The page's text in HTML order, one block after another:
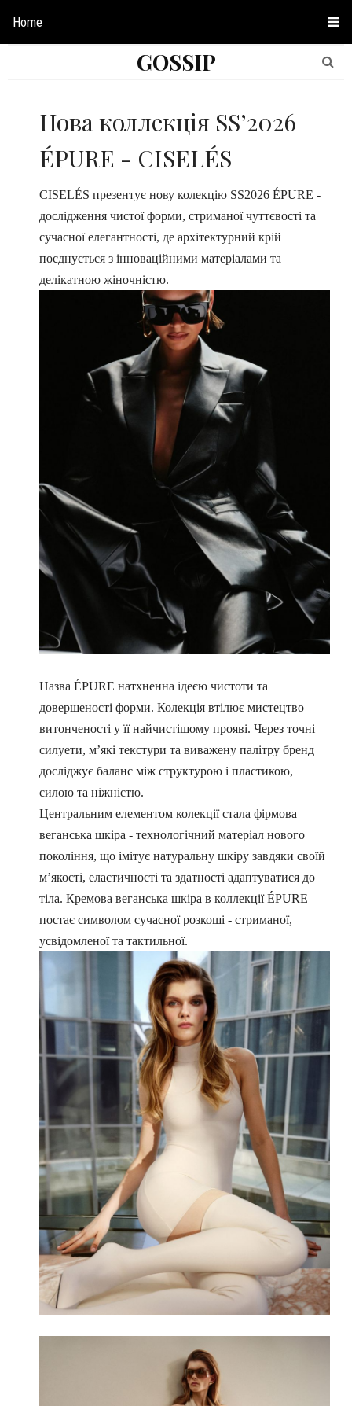
Home
GOSSIP
Нова коллекція SS’2026
ÉPURE - CISELÉS
CISELÉS презентує нову колекцію SS2026 ÉPURE -
дослідження чистої форми, стриманої чуттєвості та
сучасної елегантності, де архітектурний крій
поєднується з інноваційними матеріалами та
делікатною жіночністю.
Назва ÉPURE натхненна ідеєю чистоти та
довершеності форми. Колекція втілює мистецтво
витонченості у її найчистішому прояві. Через точні
силуети, м’які текстури та виважену палітру бренд
досліджує баланс між структурою і пластикою,
силою та ніжністю.
Центральним елементом колекції стала фірмова
веганська шкіра - технологічний матеріал нового
покоління, що імітує натуральну шкіру завдяки своїй
м’якості, еластичності та здатності адаптуватися до
тіла. Кремова веганська шкіра в коллекції ÉPURE
постає символом сучасної розкоші - стриманої,
усвідомленої та тактильної.